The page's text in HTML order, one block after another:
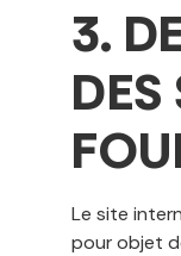
3.
DES
Le site
pour objet